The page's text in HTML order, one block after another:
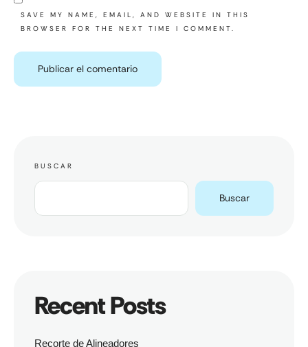
SAVE MY NAME, EMAIL, AND WEBSITE IN THIS
BROWSER FOR THE NEXT TIME I COMMENT.
BUSCAR
Buscar
Recent Posts
Recorte de Alineadores